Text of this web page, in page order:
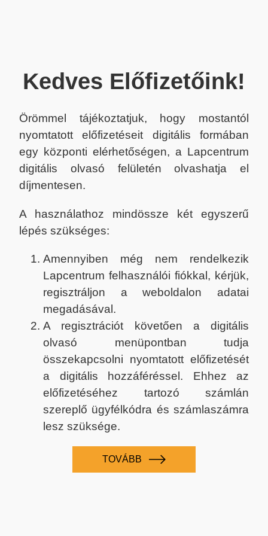
Kedves Előfizetőink!
Örömmel tájékoztatjuk, hogy mostantól
nyomtatott előfizetéseit digitális formában
egy központi elérhetőségen, a Lapcentrum
digitális olvasó felületén olvashatja el
díjmentesen.
A használathoz mindössze két egyszerű
lépés szükséges:
Amennyiben még nem rendelkezik
Lapcentrum felhasználói fiókkal, kérjük,
regisztráljon a weboldalon adatai
megadásával.
A regisztrációt követően a digitális
olvasó menüpontban tudja
összekapcsolni nyomtatott előfizetését
a digitális hozzáféréssel. Ehhez az
előfizetéséhez tartozó számlán
szereplő ügyfélkódra és számlaszámra
lesz szüksége.
TOVÁBB